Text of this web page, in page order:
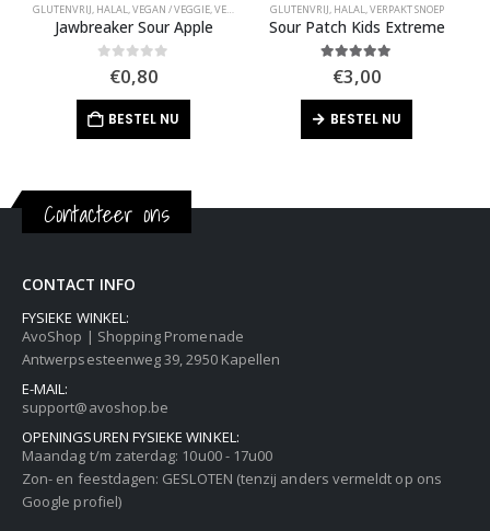
GLUTENVRIJ HALAL VEGAN / VEGGIE VERPAKT SNOEP
Jawbreaker Sour Apple
out of 5
€0,80
BESTEL NU
GLUTENVRIJ HALAL VERPAKT SNOEP
Sour Patch Kids Extreme
5.00out of 5
€3,00
BESTEL NU
Contacteer ons
CONTACT INFO
FYSIEKE WINKEL:
AvoShop | Shopping Promenade
Antwerpsesteenweg 39, 2950 Kapellen
E-MAIL:
support@avoshop.be
OPENINGSUREN FYSIEKE WINKEL:
Maandag t/m zaterdag: 10u00 - 17u00
Zon- en feestdagen: GESLOTEN (tenzij anders vermeldt op ons
Google profiel)